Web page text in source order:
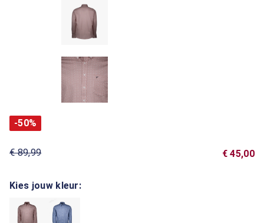
-50%
€ 89,99 € 45,00
Kies jouw kleur: